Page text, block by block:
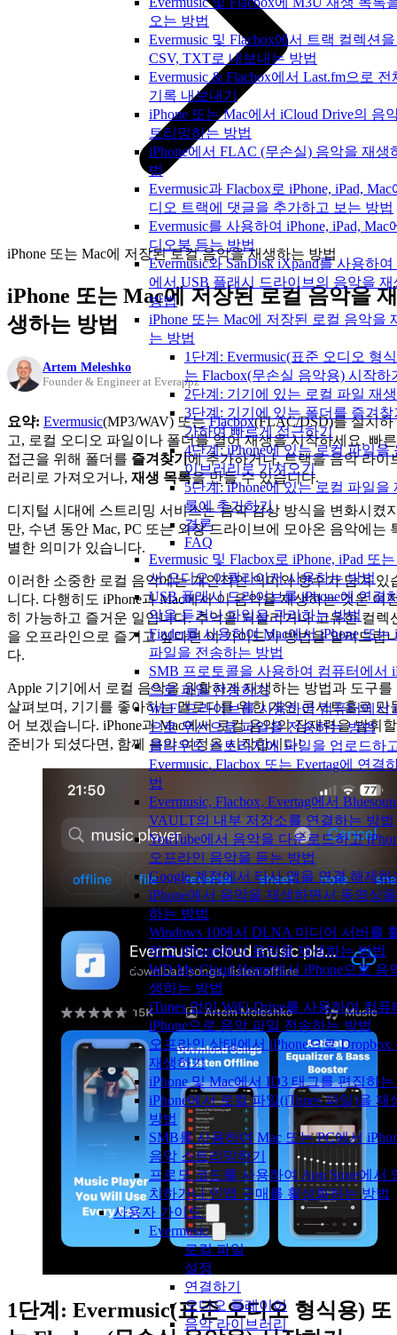
오는 방법
Evermusic 및 Flacbox에서 트랙 컬렉션
CSV, TXT로 내보내는 방법
Evermusic & Flacbox에서 Last.fm으로 전
기록 내보내기
iPhone 또는 Mac에서 iCloud Drive의 음
트리밍하는 방법
iPhone에서 FLAC (무손실) 음악을 재생
법
Evermusic과 Flacbox로 iPhone, iPad,
디오 트랙에 댓글을 추가하고 보는 방법
Evermusic를 사용하여 iPhone, iPad, Mac
디오북 듣는 방법
Evermusic와 SanDisk iXpand를 사용하여
에서 USB 플래시 드라이브의 음악을
방법
iPhone 또는 Mac에 저장된 로컬 음악을
는 방법
1단계: Evermusic(표준 오디오 형
는 Flacbox(무손실 음악용) 시작하
2단계: 기기에 있는 로컬 파일 재
3단계: 기기에 있는 폴더를 즐겨찾
가하여 빠르게 접근하기
4단계: iPhone에 있는 로컬 파일을
이브러리로 가져오기
5단계: iPhone에 있는 로컬 파일을
록에 추가하기
결론
FAQ
Evermusic 및 Flacbox로 iPhone, iPad 또
서 오디오 이퀄라이저 사용하는 방법
USB 플래시 드라이브를 iPhone에 연결
악을 듣거나 파일을 관리하는 방법
Finder를 사용하여 Mac에서 iPhone 또는
파일을 전송하는 방법
SMB 프로토콜을 사용하여 컴퓨터에서
으로 파일 전송하기
Wi-Fi 드라이브를 사용하여 컴퓨터에서
으로 무선으로 파일을 전송하는 방법
클라우드 스토리지에 파일을 업로드하
Evermusic, Flacbox 또는 Evertag에 연결
법
Evermusic, Flacbox, Evertag에서
VAULT의 내부 저장소를 연결하는 방법
YouTube에서 음악을 다운로드하고
오프라인 음악을 듣는 방법
Google 계정에서 타사 앱을 연결 해제하
iPhone에서 음악을 재생하면서 동영상
하는 방법
Windows 10에서 DLNA 미디어 서버를
하고 iPhone에서 음악을 재생하는 방법
WD My Cloud Home에서 iPhone으로 음
생하는 방법
iTunes 없이 WiFi-Drive를 사용하여 컴퓨
iPhone으로 음악 파일 전송하는 방법
오프라인 상태에서 iPhone으로 Dropbox
재생하기
iPhone 및 Mac에서 ID3 태그를 편집하
iPhone에서 로컬 파일(iTunes 파일)을 재
방법
SMB를 사용하여 Mac 또는 PC에서
음악 스트리밍하기
프로모 코드를 사용하여 App Store에서
치하거나 인앱 구매를 활성화하는 방법
사용자 가이드
Evermusic
로컬 파일
설정
연결하기
오디오 플레이어
음악 라이브러리
iPhone 또는 Mac에 저장된 로컬 음악을 재생하는 방법
iPhone 또는 Mac에 저장된 로컬 음악을 재
생하는 방법
Artem Meleshko
Founder & Engineer at Everappz
요약: Evermusic(MP3/WAV) 또는Flacbox(FLAC/DSD)를 설치하
고, 로컬 오디오 파일이나 폴더를 열어 재생을 시작하세요. 빠른
접근을 위해 폴더를 즐겨찾기에 추가하거나, 트랙을 음악 라이
러리로 가져오거나, 재생 목록을 만들 수 있습니다.
디지털 시대에 스트리밍 서비스는 음악 감상 방식을 변화시켰
만, 수년 동안 Mac, PC 또는 외장 드라이브에 모아온 음악에는
별한 의미가 있습니다.
이러한 소중한 로컬 음악에는 개인적인 의미와 향수가 담겨 있
니다. 다행히도 iPhone과 Mac에서 이 음악을 재생하는 것은 여
히 가능하고 즐거운 일입니다. 추억을 되살리거나 고유한 컬렉
을 오프라인으로 즐기고 싶다면 이 가이드가 방법을 알려드립
다.
Apple 기기에서 로컬 음악을 원활하게 재생하는 방법과 도구를
살펴보며, 기기를 좋아하는 멜로디를 위한 개인 콘서트홀로 만
어 보겠습니다. iPhone과 Mac에서 로컬 음악의 잠재력을 발휘할
준비가 되셨다면, 함께 음악 여정을 시작합시다!
1단계: Evermusic(표준 오디오 형식용) 또